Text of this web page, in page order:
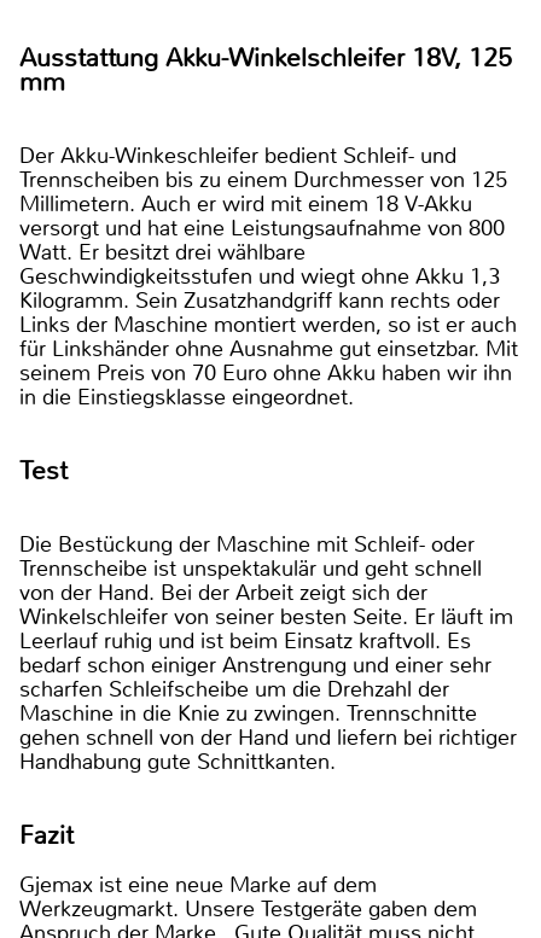
Ausstattung Akku-Winkelschleifer 18V, 125
mm
Der Akku-Winkeschleifer bedient Schleif- und
Trennscheiben bis zu einem Durchmesser von 125
Millimetern. Auch er wird mit einem 18 V-Akku
versorgt und hat eine Leistungsaufnahme von 800
Watt. Er besitzt drei wählbare
Geschwindigkeitsstufen und wiegt ohne Akku 1,3
Kilogramm. Sein Zusatzhandgriff kann rechts oder
Links der Maschine montiert werden, so ist er auch
für Linkshänder ohne Ausnahme gut einsetzbar. Mit
seinem Preis von 70 Euro ohne Akku haben wir ihn
in die Einstiegsklasse eingeordnet.
Test
Die Bestückung der Maschine mit Schleif- oder
Trennscheibe ist unspektakulär und geht schnell
von der Hand. Bei der Arbeit zeigt sich der
Winkelschleifer von seiner besten Seite. Er läuft im
Leerlauf ruhig und ist beim Einsatz kraftvoll. Es
bedarf schon einiger Anstrengung und einer sehr
scharfen Schleifscheibe um die Drehzahl der
Maschine in die Knie zu zwingen. Trennschnitte
gehen schnell von der Hand und liefern bei richtiger
Handhabung gute Schnittkanten.
Fazit
Gjemax ist eine neue Marke auf dem
Werkzeugmarkt. Unsere Testgeräte gaben dem